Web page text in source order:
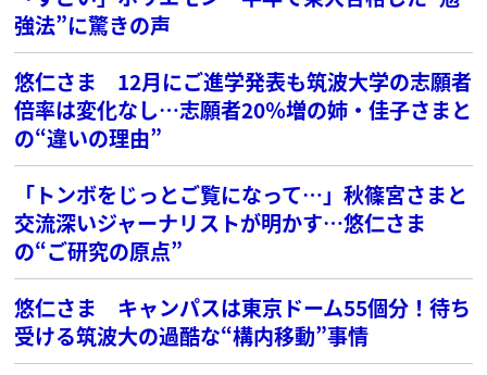
強法”に驚きの声
悠仁さま 12月にご進学発表も筑波大学の志願者
倍率は変化なし…志願者20％増の姉・佳子さまと
の“違いの理由”
「トンボをじっとご覧になって…」秋篠宮さまと
交流深いジャーナリストが明かす…悠仁さま
の“ご研究の原点”
悠仁さま キャンパスは東京ドーム55個分！待ち
受ける筑波大の過酷な“構内移動”事情